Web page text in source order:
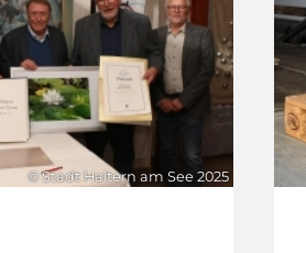
© Stadt Haltern am See 2025